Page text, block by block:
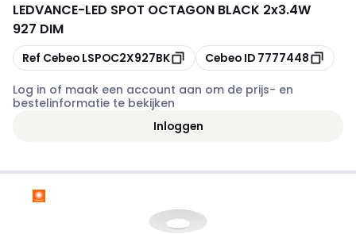
LEDVANCE-LED SPOT OCTAGON BLACK 2x3.4W
927 DIM
Kopiëren
Ref Cebeo LSPOC2X927BK Kopiëren
Cebeo ID 7777448
Log in of maak een account aan om de prijs- en
bestelinformatie te bekijken
Inloggen